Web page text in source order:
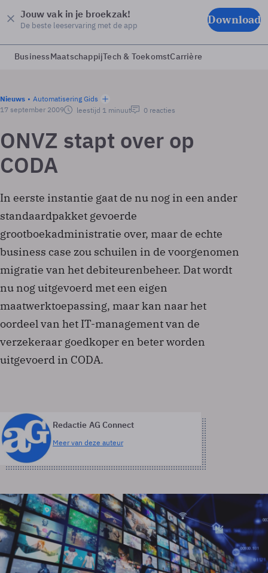
Jouw vak in je broekzak!
De beste leeservaring met de app Download
BusinessMaatschappijTech & ToekomstCarrière
Nieuws
Automatisering Gids
17 september 2009
leestijd 1 minuut 0 reacties
ONVZ stapt over op
CODA
In eerste instantie gaat de nu nog in een ander
standaardpakket gevoerde
grootboekadministratie over, maar de echte
business case zou schuilen in de voorgenomen
migratie van het debiteurenbeheer. Dat wordt
nu nog uitgevoerd met een eigen
maatwerktoepassing, maar kan naar het
oordeel van het IT-management van de
verzekeraar goedkoper en beter worden
uitgevoerd in CODA.
Redactie AG Connect
Meer van deze auteur